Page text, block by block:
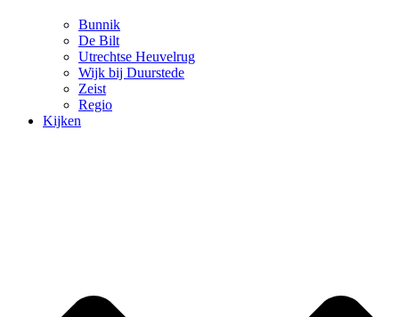
Bunnik
De Bilt
Utrechtse Heuvelrug
Wijk bij Duurstede
Zeist
Regio
Kijken